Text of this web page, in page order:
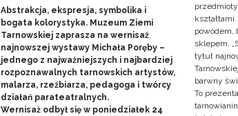
Abstrakcja, ekspresja, symbolika i
bogata kolorystyka. Muzeum Ziemi
Tarnowskiej zaprasza na wernisaż
najnowszej wystawy Michała Poręby –
jednego z najważniejszych i najbardziej
rozpoznawalnych tarnowskich artystów,
malarza, rzeźbiarza, pedagoga i twórcy
działań parateatralnych.
Wernisaż odbył się w poniedziałek 24
powodem,
sklepem.
tytuł
barwny
To